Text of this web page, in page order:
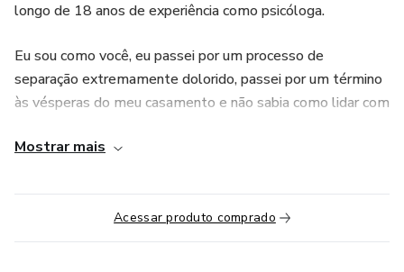
longo de 18 anos de experiência como psicóloga.
Eu sou como você, eu passei por um processo de
separação extremamente dolorido, passei por um término
às vésperas do meu casamento e não sabia como lidar com
o nosso casamento.
Fiquei perdida, sem chão, emagreci 10kg em uma semana,
Mostrar mais
Acessar produto comprado